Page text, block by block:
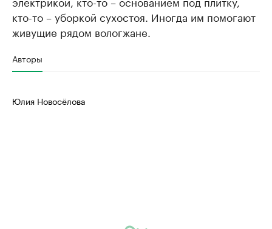
кто-то – уборкой сухостоя. Иногда им помогают
живущие рядом вологжане.
Авторы
Юлия Новосёлова